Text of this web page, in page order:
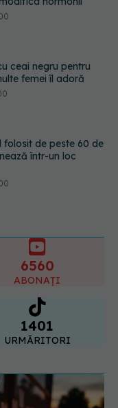
ceai negru pentru
femei îl adoră
de peste 60 de
într-un loc
semnul ignorat
probleme
6560
ABONAȚI
1401
URMĂRITORI